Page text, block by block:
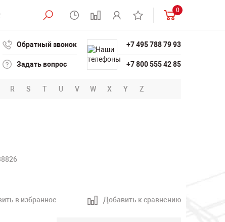
0
Обратный звонок
Задать вопрос
+7 495 788 79 93
+7 800 555 42 85
R S T U V W X Y Z
в избранное Добавить к сравнению